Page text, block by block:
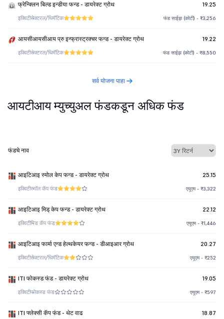
फ्रेन्क्लिन बिल्ड इन्डीया फन्ड - डायरेक्ट ग्रोथ 19.25
इक्विटीसेक्टरल/थिमॅटिक फंड साईझ (कोटी) - ₹3,256
आयसीआयसीआय प्रु इन्फ्रास्ट्रक्चर फन्ड - डायरेक्ट ग्रोथ 19.22
इक्विटीसेक्टरल/थिमॅटिक फंड साईझ (कोटी) - ₹8,550
सर्व योजना पाहा
आयटीआय म्युच्युअल फंडकडून अधिक फंड
फंडचे नाव
आइटिआइ स्मोल केप फन्ड - डायरेक्ट ग्रोथ 25.15
इक्विटीस्मॉल कॅप फंड एयूएम - ₹3,322
आइटिआइ मिड् केप फन्ड - डायरेक्ट ग्रोथ 22.12
इक्विटीमिड कॅप फंड एयूएम - ₹1,446
आइटिआइ फार्मा एन्ड हेल्थकेयर फन्ड - डीआइआर ग्रोथ 20.27
इक्विटीसेक्टरल/थिमॅटिक एयूएम - ₹252
ITI फोकस्ड फंड - डायरेक्ट ग्रोथ 19.05
इक्विटीफोकस्ड फंड एयूएम - ₹597
ITI फ्लेक्सी कॅप फंड - थेट वाढ 18.87